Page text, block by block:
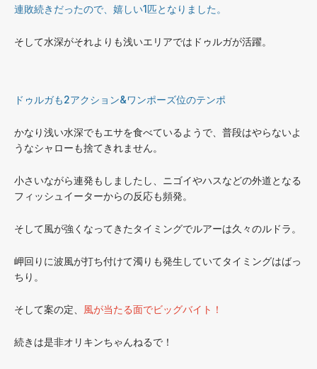
連敗続きだったので、嬉しい1匹となりました。
そして水深がそれよりも浅いエリアではドゥルガが活躍。
ドゥルガも2アクション&ワンポーズ位のテンポ
かなり浅い水深でもエサを食べているようで、普段はやらないよ
うなシャローも捨てきれません。
小さいながら連発もしましたし、ニゴイやハスなどの外道となる
フィッシュイーターからの反応も頻発。
そして風が強くなってきたタイミングでルアーは久々のルドラ。
岬回りに波風が打ち付けて濁りも発生していてタイミングはばっ
ちり。
そして案の定、 風が当たる面でビッグバイト！
続きは是非オリキンちゃんねるで！